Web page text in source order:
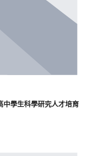
中學生科學研究人才培育